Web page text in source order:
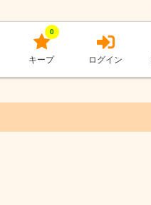
キープ
0
ログイン